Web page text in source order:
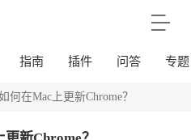
指南 插件 问答 专题
何在Mac上更新Chrome？